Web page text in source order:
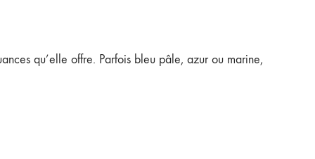
qu’elle offre. Parfois bleu pâle, azur ou marine,